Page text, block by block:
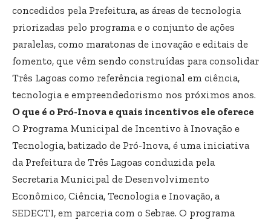
concedidos pela Prefeitura, as áreas de tecnologia
priorizadas pelo programa e o conjunto de ações
paralelas, como maratonas de inovação e editais de
fomento, que vêm sendo construídas para consolidar
Três Lagoas como referência regional em ciência,
tecnologia e empreendedorismo nos próximos anos.
O que é o Pró-Inova e quais incentivos ele oferece
O Programa Municipal de Incentivo à Inovação e
Tecnologia, batizado de Pró-Inova, é uma iniciativa
da Prefeitura de Três Lagoas conduzida pela
Secretaria Municipal de Desenvolvimento
Econômico, Ciência, Tecnologia e Inovação, a
SEDECTI, em parceria com o Sebrae. O programa